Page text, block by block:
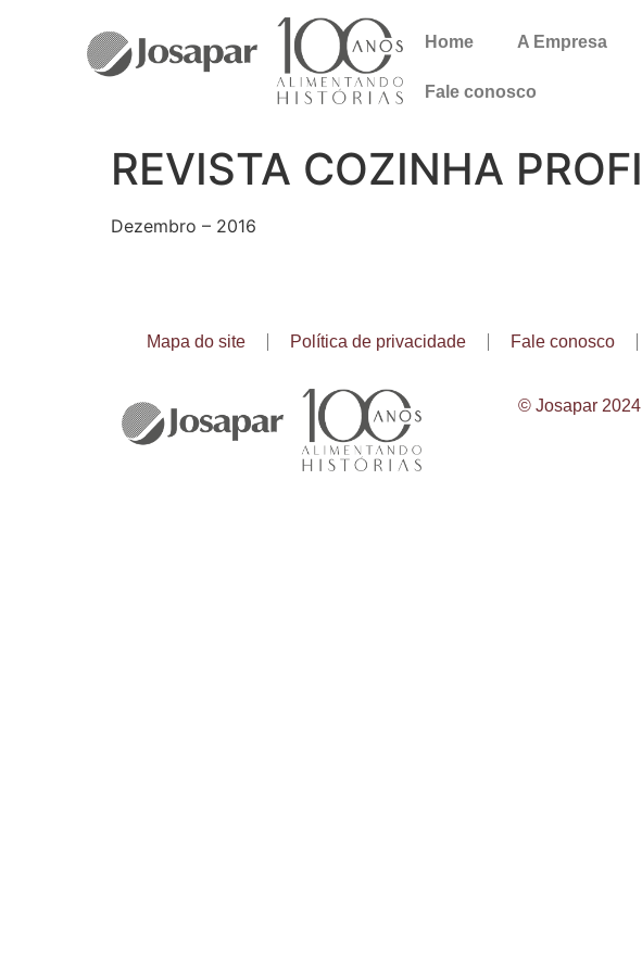
Home A Empresa
Fale conosco
REVISTA COZINHA
Dezembro – 2016
Mapa do site Política de privacidade Fale conosco
© Josapar